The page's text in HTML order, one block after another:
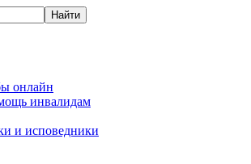
онлайн
инвалидам
и исповедники